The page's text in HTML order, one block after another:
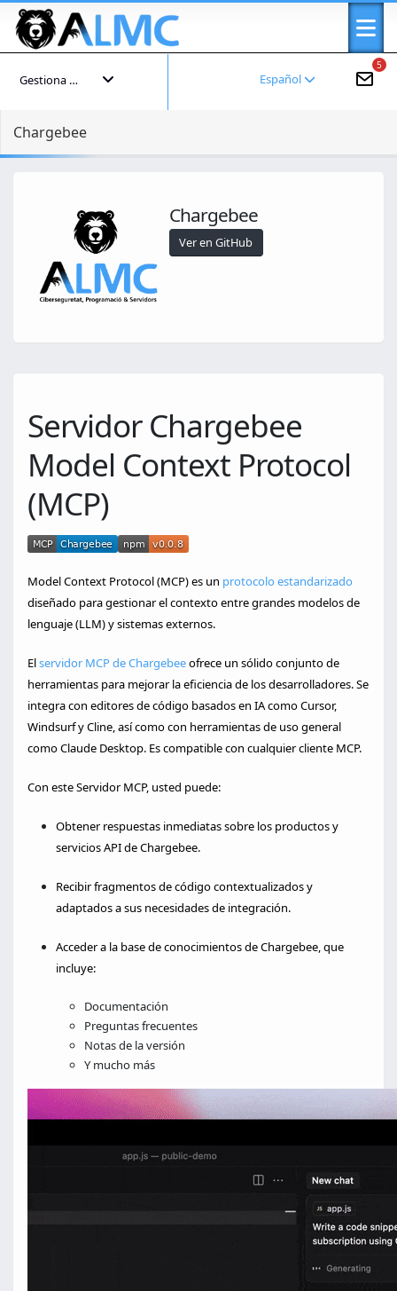
5
Español
Gestiona tu cuenta
Chargebee
Chargebee
Ver en GitHub
Servidor Chargebee
Model Context Protocol
(MCP)
Model Context Protocol (MCP) es un protocolo estandarizado
diseñado para gestionar el contexto entre grandes modelos de
lenguaje (LLM) y sistemas externos.
Elservidor MCP de Chargebeeofrece un sólido conjunto de
herramientas para mejorar la eficiencia de los desarrolladores. Se
integra con editores de código basados en IA como Cursor,
Windsurf y Cline, así como con herramientas de uso general
como Claude Desktop. Es compatible con cualquier cliente MCP.
Con este Servidor MCP, usted puede:
Obtener respuestas inmediatas sobre los productos y
servicios API de Chargebee.
Recibir fragmentos de código contextualizados y
adaptados a sus necesidades de integración.
Acceder a la base de conocimientos de Chargebee, que
incluye:
Documentación
Preguntas frecuentes
Notas de la versión
Y mucho más